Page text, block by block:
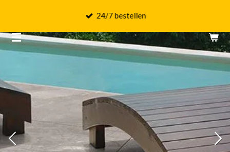
naar
de
24/7 bestellen